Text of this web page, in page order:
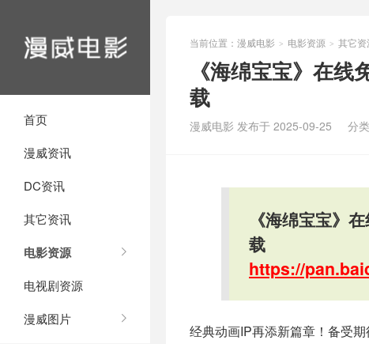
首页
漫威资讯
DC资讯
其它资讯
电影资源
电视剧资源
漫威图片
当前位置： 漫威电影 > 电影资源 > 其它资
《海绵宝宝》在
载
漫威电影 发布于 2025-09-25 分
《海绵宝宝》
载
https://
经典动画IP再添新篇章！备受期